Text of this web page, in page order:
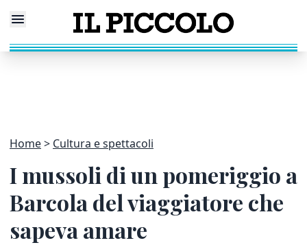
Home Cultura e spettacoli
I mussoli di un pomeriggio a
Barcola del viaggiatore che
sapeva amare